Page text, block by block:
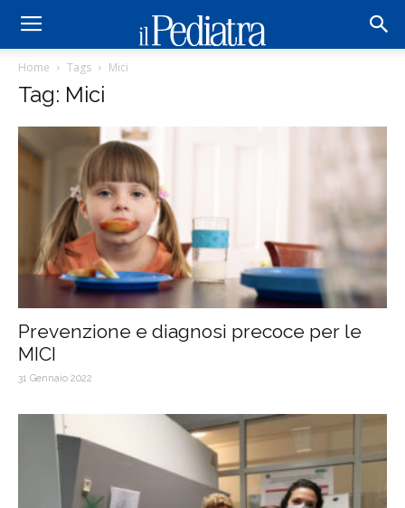
Home Tags Mici
Tag: Mici
Prevenzione e diagnosi precoce per le
MICI
31 Gennaio 2022